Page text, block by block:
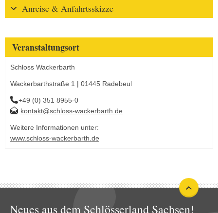
Anreise & Anfahrtsskizze
Veranstaltungsort
Schloss Wackerbarth
Wackerbarthstraße 1 | 01445 Radebeul
+49 (0) 351 8955-0
kontakt@schloss-wackerbarth.de
Weitere Informationen unter:
www.schloss-wackerbarth.de
Neues aus dem Schlösserland Sachsen!